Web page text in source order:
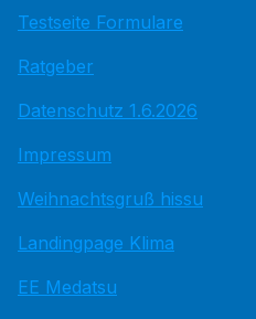
Testseite Formulare
Ratgeber
Datenschutz 1.6.2026
Impressum
Weihnachtsgruß hissu
Landingpage Klima
EE Medatsu